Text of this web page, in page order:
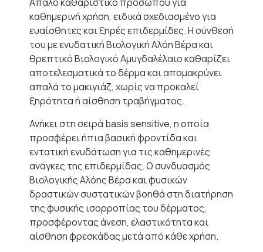
καθημερινή χρήση, ειδικά σχεδιασμένο για
ευαίσθητες και ξηρές επιδερμίδες. Η σύνθεσή
του με ενυδατική Βιολογική Αλόη Βέρα και
θρεπτικό Βιολογικό Αμυγδαλέλαιο καθαρίζει
αποτελεσματικά το δέρμα και απομακρύνει
απαλά το μακιγιάζ, χωρίς να προκαλεί
ξηρότητα ή αίσθηση τραβήγματος.
Ανήκει στη σειρά basis sensitive, η οποία
προσφέρει ήπια βασική φροντίδα και
εντατική ενυδάτωση για τις καθημερινές
ανάγκες της επιδερμίδας. Ο συνδυασμός
Βιολογικής Αλόης Βέρα και φυσικών
δραστικών συστατικών βοηθά στη διατήρηση
της φυσικής ισορροπίας του δέρματος,
προσφέροντας άνεση, ελαστικότητα και
αίσθηση φρεσκάδας μετά από κάθε χρήση.